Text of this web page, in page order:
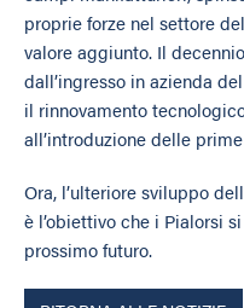
proprie forze nel settore
valore aggiunto. Il
dall’ingresso in azienda
il rinnovamento
all’introduzione delle
Ora, l’ulteriore sviluppo
è l’obiettivo che i Pialorsi
prossimo futuro.